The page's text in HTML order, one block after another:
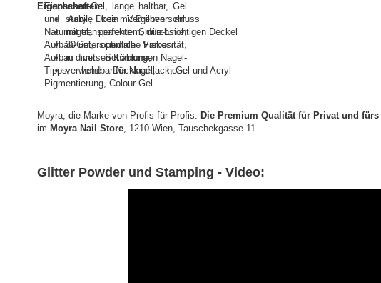
Eigenschaften:
stabile Dose mit Drehverschluss
mit transparentem, durchsichtigen Deckel
30 untersciedliche Farben
in diversen Körnungen
verwendbar für Nagellack, Gel und Acryl
Moyra, die Marke von Profis für Profis. Die Premium Qualität für Privat und
im Moyra Nail Store, 1210 Wien, Tauschekgasse 11.
Glitter Powder und Stamping - Video: